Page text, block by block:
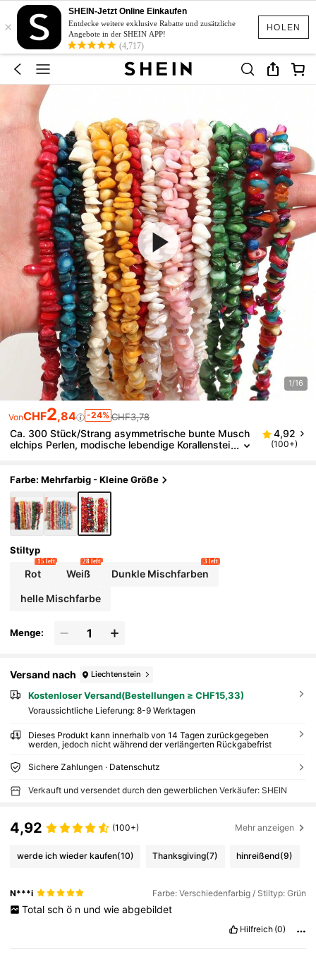
HOLEN
×
SHEIN-Jetzt Online Einkaufen
Entdecke weitere exklusive Rabatte und zusätzliche
Angebote in der SHEIN APP!
(4,717)
1/16
VonCHF2,84 -24% CHF3,78
Ca. 300 Stück/Strang asymmetrische bunte Musch
elchips Perlen, modische lebendige Korallenstei
4,92
(100+)
Farbe: Mehrfarbig - Kleine Größe
Stiltyp
Rot
15 left
Weiß
28 left
Dunkle Mischfarben
3 left
helle Mischfarbe
Menge:
Versand nach Liechtenstein
Kostenloser Versand(Bestellungen ≥ CHF15,33)
Voraussichtliche Lieferung: 8-9 Werktagen
Dieses Produkt kann innerhalb von 14 Tagen zurückgegeben
werden, jedoch nicht während der verlängerten Rückgabefrist
Sichere Zahlungen · Datenschutz
Verkauft und versendet durch den gewerblichen Verkäufer: SHEIN
4,92 (100+) Mehr anzeigen
werde ich wieder kaufen(10) Thanksgiving(7) hinreißend(9)
N***i Farbe: Verschiedenfarbig / Stiltyp: Grün
Total sch ö n und wie abgebildet
Hilfreich (0)